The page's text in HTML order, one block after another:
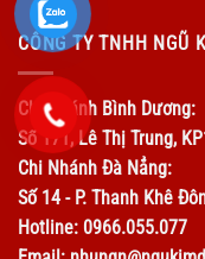
CÔNG TY TNHH NGŨ
Chi Nhánh Bình Dương:
Số 171, Lê Thị Trung,
Chi Nhánh Đà Nẳng:
Số 14 - P. Thanh Khê
Hotline: 0966.055.077